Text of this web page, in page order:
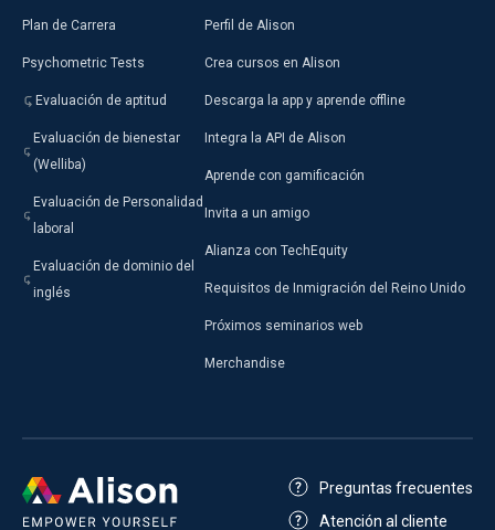
Plan de Carrera
Psychometric Tests
Evaluación de aptitud
Evaluación de bienestar
(Welliba)
Evaluación de Personalidad
laboral
Evaluación de dominio del
inglés
Perfil de Alison
Crea cursos en Alison
Descarga la app y aprende offline
Integra la API de Alison
Aprende con gamificación
Invita a un amigo
Alianza con TechEquity
Requisitos de Inmigración del Reino Unido
Próximos seminarios web
Merchandise
Preguntas frecuentes
Atención al cliente